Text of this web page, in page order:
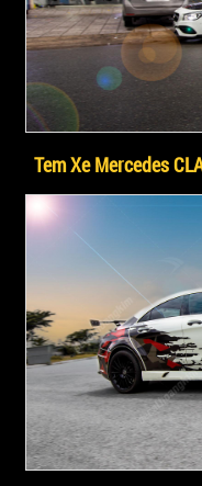
Tem Xe Mercedes